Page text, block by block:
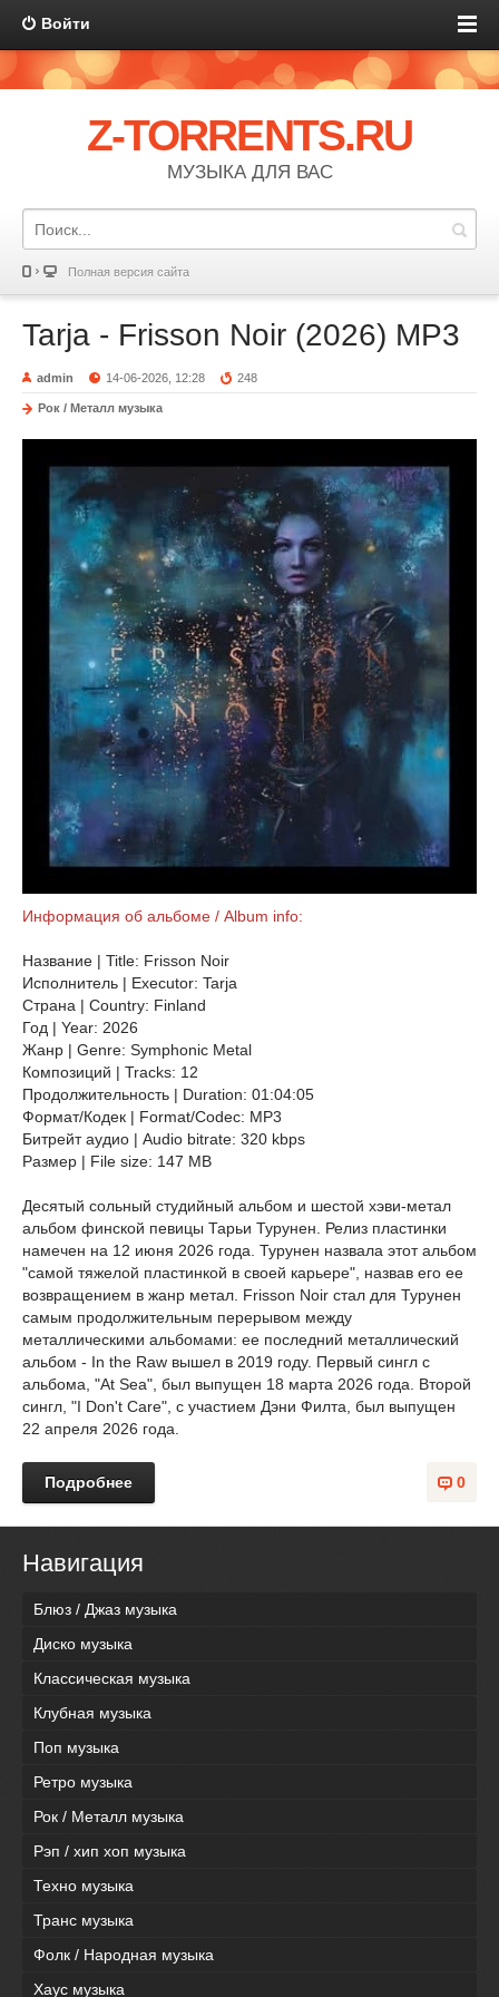
Войти
Z-TORRENTS.RU
МУЗЫКА ДЛЯ ВАС
Полная версия сайта
Tarja - Frisson Noir (2026) MP3
admin 14-06-2026, 12:28 248
Рок / Металл музыка
Информация об альбоме / Album info:
Название | Title: Frisson Noir
Исполнитель | Executor: Tarja
Страна | Country: Finland
Год | Year: 2026
Жанр | Genre: Symphonic Metal
Композиций | Tracks: 12
Продолжительность | Duration: 01:04:05
Формат/Кодек | Format/Codec: MP3
Битрейт аудио | Audio bitrate: 320 kbps
Размер | File size: 147 MB
Десятый сольный студийный альбом и шестой хэви-метал
альбом финской певицы Тарьи Турунен. Релиз пластинки
намечен на 12 июня 2026 года. Турунен назвала этот альбом
"самой тяжелой пластинкой в своей карьере", назвав его ее
возвращением в жанр метал. Frisson Noir стал для Турунен
самым продолжительным перерывом между
металлическими альбомами: ее последний металлический
альбом - In the Raw вышел в 2019 году. Первый сингл с
альбома, "At Sea", был выпущен 18 марта 2026 года. Второй
сингл, "I Don't Care", с участием Дэни Филта, был выпущен
22 апреля 2026 года.
0
Подробнее
Навигация
Блюз / Джаз музыка
Диско музыка
Классическая музыка
Клубная музыка
Поп музыка
Ретро музыка
Рок / Металл музыка
Рэп / хип хоп музыка
Техно музыка
Транс музыка
Фолк / Народная музыка
Хаус музыка